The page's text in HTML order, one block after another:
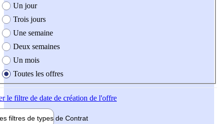
création de l'offre
Un jour
Trois jours
Une semaine
Deux semaines
Un mois
Toutes les offres
le filtre de date de création de l'offre
filtres de types de Contrat